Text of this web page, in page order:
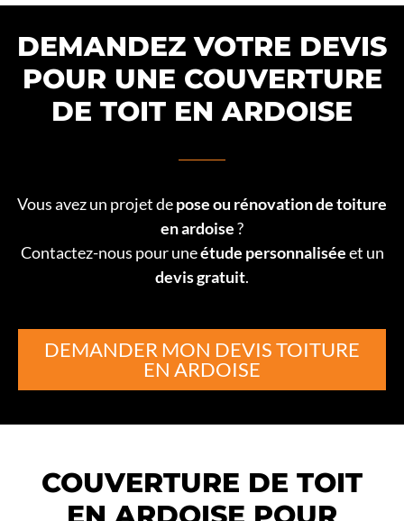
DEMANDEZ VOTRE DEVIS
POUR UNE COUVERTURE
DE TOIT EN ARDOISE
Vous avez un projet depose ou rénovation de toiture
en ardoise?
Contactez-nous pour uneétude personnaliséeet un
devis gratuit.
DEMANDER MON DEVIS TOITURE
EN ARDOISE
COUVERTURE DE TOIT